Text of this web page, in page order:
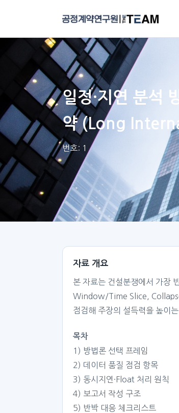
일정·지연 분석
약 (Long
번호: 1
자료 개요
본 자료는 건설분쟁에서 가장
Window/Time Slice,
점검해 주장의 설득력을 높이
목차
1) 방법론 선택 프레임
2) 데이터 품질 점검 항목
3) 동시지연·Float 처리 원칙
4) 보고서 작성 구조
5) 반박 대응 체크리스트